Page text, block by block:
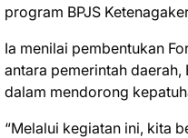
program BPJS
Ia menilai pembentukan
antara pemerintah daerah,
dalam mendorong
“Melalui kegiatan ini, kita